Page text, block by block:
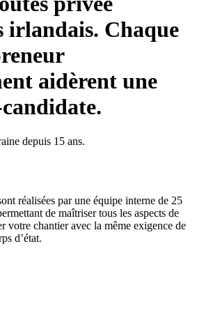
irlandais. Chaque
aidèrent une
depuis 15 ans.
réalisées par une équipe interne de 25
de maîtriser tous les aspects de
votre chantier avec la même exigence de
d’état.